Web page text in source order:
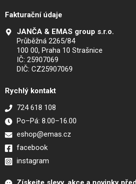
Fakturační údaje
JANČA & EMAS group s.r.o.
Průběžná 2265/84
100 00, Praha 10 Strašnice
IČ: 25907069
DIČ: CZ25907069
Rychlý kontakt
724 618 108
Po–Pá: 8.00–16.00
eshop@emas.cz
facebook
instagram